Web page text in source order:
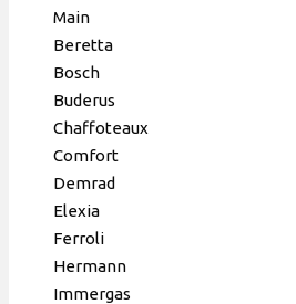
Main
Berettа
Bosch
Buderus
Chaffoteaux
Comfort
Demrad
Elexia
Ferroli
Hermann
Immergas